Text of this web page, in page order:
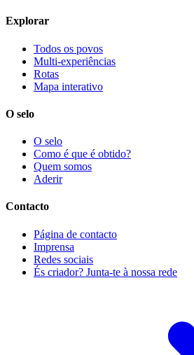
Explorar
Todos os povos
Multi-experiências
Rotas
Mapa interativo
O selo
O selo
Como é que é obtido?
Quem somos
Aderir
Contacto
Página de contacto
Imprensa
Redes sociais
És criador? Junta-te à nossa rede